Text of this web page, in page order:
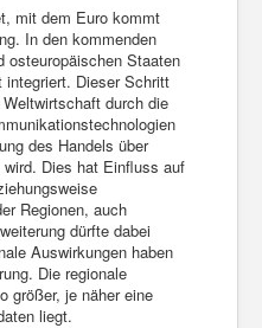
mit dem Euro kommt
In den kommenden
osteuropäischen Staaten
Dieser Schritt
durch die
des Handels über
Dies hat Einfluss auf
Regionen, auch
dürfte dabei
Auswirkungen haben
Die regionale
größer, je näher eine
liegt.